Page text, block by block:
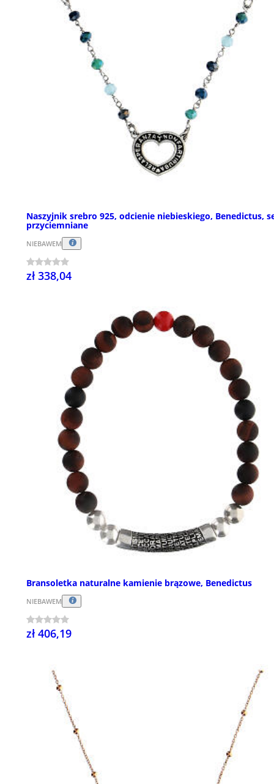
Naszyjnik srebro 925, odcienie niebieskiego, Benedictus,
przyciemniane
NIEBAWEM
zł 338,04
Bransoletka naturalne kamienie brązowe, Benedictus
NIEBAWEM
zł 406,19